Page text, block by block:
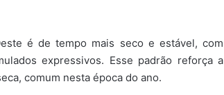
é de tempo mais seco e estável, com
expressivos. Esse padrão reforça a
comum nesta época do ano.